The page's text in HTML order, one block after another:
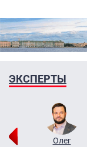
ЭКСПЕРТЫ
Олег